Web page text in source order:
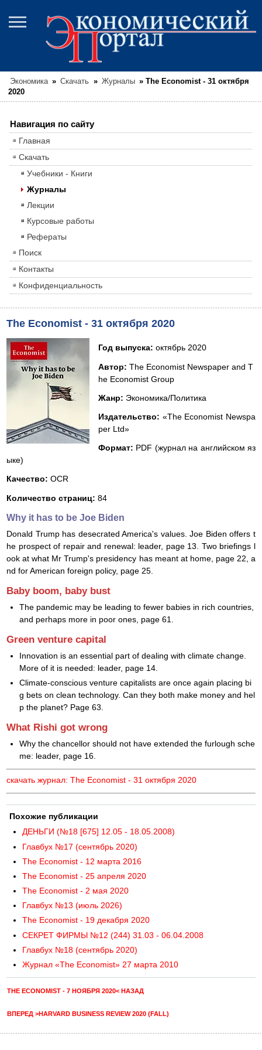
Экономика » Скачать » Журналы » The Economist - 31 октября
2020
Навигация по сайту
Главная
Скачать
Учебники - Книги
Журналы
Лекции
Курсовые работы
Рефераты
Поиск
Контакты
Конфиденциальность
The Economist - 31 октября 2020
Год выпуска: октябрь 2020
Автор: The Economist Newspaper and T
he Economist Group
Жанр: Экономика/Политика
Издательство: «The Economist Newspa
per Ltd»
Формат: PDF (журнал на английском яз
ыке)
Качество: OCR
Количество страниц: 84
Why it has to be Joe Biden
Donald Trump has desecrated America's values. Joe Biden offers t
he prospect of repair and renewal: leader, page 13. Two briefings l
ook at what Mr Trump's presidency has meant at home, page 22, a
nd for American foreign policy, page 25.
Baby boom, baby bust
The pandemic may be leading to fewer babies in rich countries,
and perhaps more in poor ones, page 61.
Green venture capital
Innovation is an essential part of dealing with climate change.
More of it is needed: leader, page 14.
Climate-conscious venture capitalists are once again placing bi
g bets on clean technology. Can they both make money and hel
p the planet? Page 63.
What Rishi got wrong
Why the chancellor should not have extended the furlough sche
me: leader, page 16.
скачать журнал: The Economist - 31 октября 2020
Похожие публикации
ДЕНЬГИ (№18 [675] 12.05 - 18.05.2008)
Главбух №17 (сентябрь 2020)
The Economist - 12 марта 2016
The Economist - 25 апреля 2020
The Economist - 2 мая 2020
Главбух №13 (июль 2026)
The Economist - 19 декабря 2020
СЕКРЕТ ФИРМЫ №12 (244) 31.03 - 06.04.2008
Главбух №18 (сентябрь 2020)
Журнал «The Economist» 27 марта 2010
THE ECONOMIST - 7 НОЯБРЯ 2020< НАЗАД
ВПЕРЕД >HARVARD BUSINESS REVIEW 2020 (FALL)